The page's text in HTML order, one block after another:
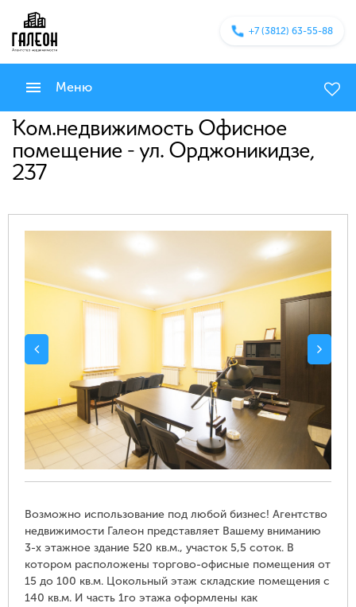
+7 (3812) 63-55-88
Меню
Ком.недвижимость Офисное
помещение - ул. Орджоникидзе,
237
Возможно использование под любой бизнес! Агентство
недвижимости Галеон представляет Вашему вниманию
3-х этажное здание 520 кв.м., участок 5,5 соток. В
котором расположены торгово-офисные помещения от
15 до 100 кв.м. Цокольный этаж складские помещения с
140 кв.м. И часть 1го этажа оформлены как